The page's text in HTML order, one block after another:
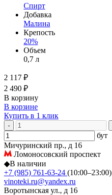
Спирт
Добавка
Малина
Крепость
20%
Объем
0,7 л
2 117 ₽
2 490 ₽
В корзину
В корзине
Купить в 1 клик
-
бут
Мичуринский пр., д 16
Ломоносовский проспект
◆В наличии
+7 (985) 761-63-24 (10:00–23:00)
vinoteki.ru@yandex.ru
Воротынская ул., д 16